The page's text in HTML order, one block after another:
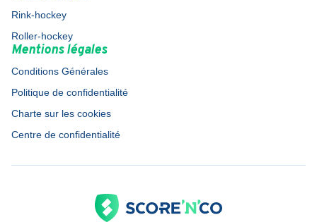
Rink-hockey
Roller-hockey
Mentions légales
Conditions Générales
Politique de confidentialité
Charte sur les cookies
Centre de confidentialité